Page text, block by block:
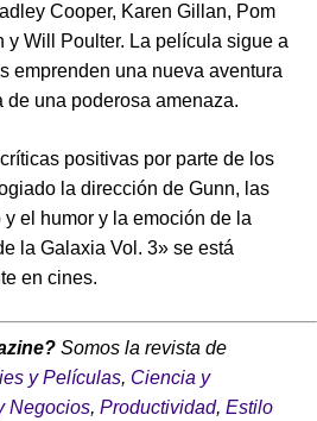
Cooper, Karen Gillan, Pom
y Will Poulter. La película sigue a
emprenden una nueva aventura
de una poderosa amenaza.
positivas por parte de los
la dirección de Gunn, las
el humor y la emoción de la
la Galaxia Vol. 3» se está
en cines.
Somos la revista de
y Películas, Ciencia y
Negocios, Productividad, Estilo